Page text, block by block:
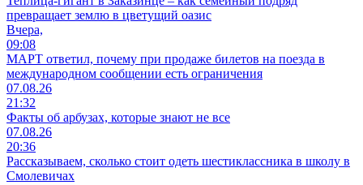
превращает землю в цветущий оазис
Вчера,
09:08
МАРТ ответил, почему при продаже билетов на поезда в
международном сообщении есть ограничения
07.08.26
21:32
Факты об арбузах, которые знают не все
07.08.26
20:36
Рассказываем, сколько стоит одеть шестиклассника в школу в
Смолевичах